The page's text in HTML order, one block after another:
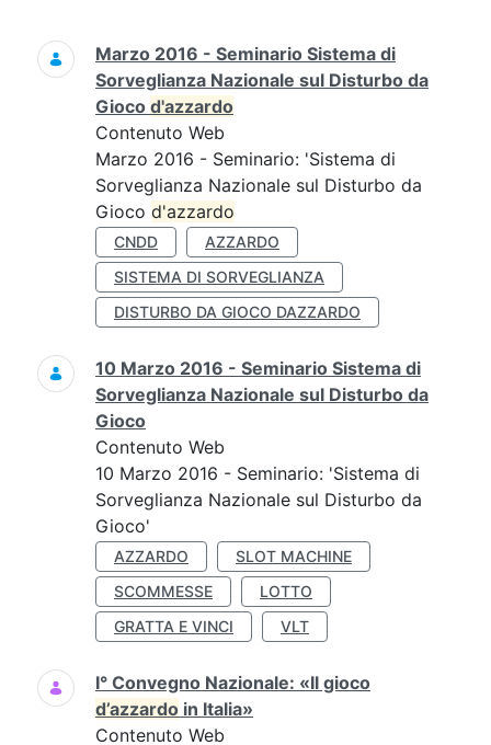
Ricerca
Marzo 2016 - Seminario Sistema di
Sorveglianza Nazionale sul Disturbo da
Gioco d'azzardo
Contenuto Web
Marzo 2016 - Seminario: 'Sistema di
Sorveglianza Nazionale sul Disturbo da
Gioco d'azzardo
CNDD
AZZARDO
SISTEMA DI SORVEGLIANZA
DISTURBO DA GIOCO DAZZARDO
10 Marzo 2016 - Seminario Sistema di
Sorveglianza Nazionale sul Disturbo da
Gioco
Contenuto Web
10 Marzo 2016 - Seminario: 'Sistema di
Sorveglianza Nazionale sul Disturbo da
Gioco'
AZZARDO
SLOT MACHINE
SCOMMESSE
LOTTO
GRATTA E VINCI
VLT
I° Convegno Nazionale: «Il gioco
d’azzardo in Italia»
Contenuto Web